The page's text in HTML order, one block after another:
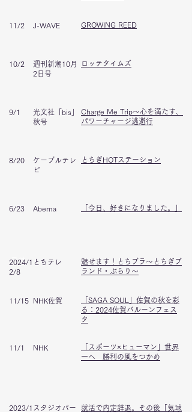
11/2 J-WAVE GROWING REED
10/2
​週刊新潮10月
2日号
ロッテタイムズ
9/1
​光文社「bis」
秋号
Charge Me Trip〜心を満たす、
パワーチャージ逃避行
8/20
ケーブルテレ
ビ
とちぎHOTステーション
6/23 Abema ​「今日、好きになりました。」
日付
2024/1
2/8
とちテレ
魅せます！とちブラ～とちぎブ
ランド・ぶらり～
11/15 NHK佐賀
「SAGA SOUL」佐賀の秋を彩
る：2024佐賀バルーンフェス
タ
11/1 NHK
「スポーツ×ヒューマン」世界
一へ 勝利の風をつかめ
2023/1 スタジオパー
就活で内定辞退。その後「気球